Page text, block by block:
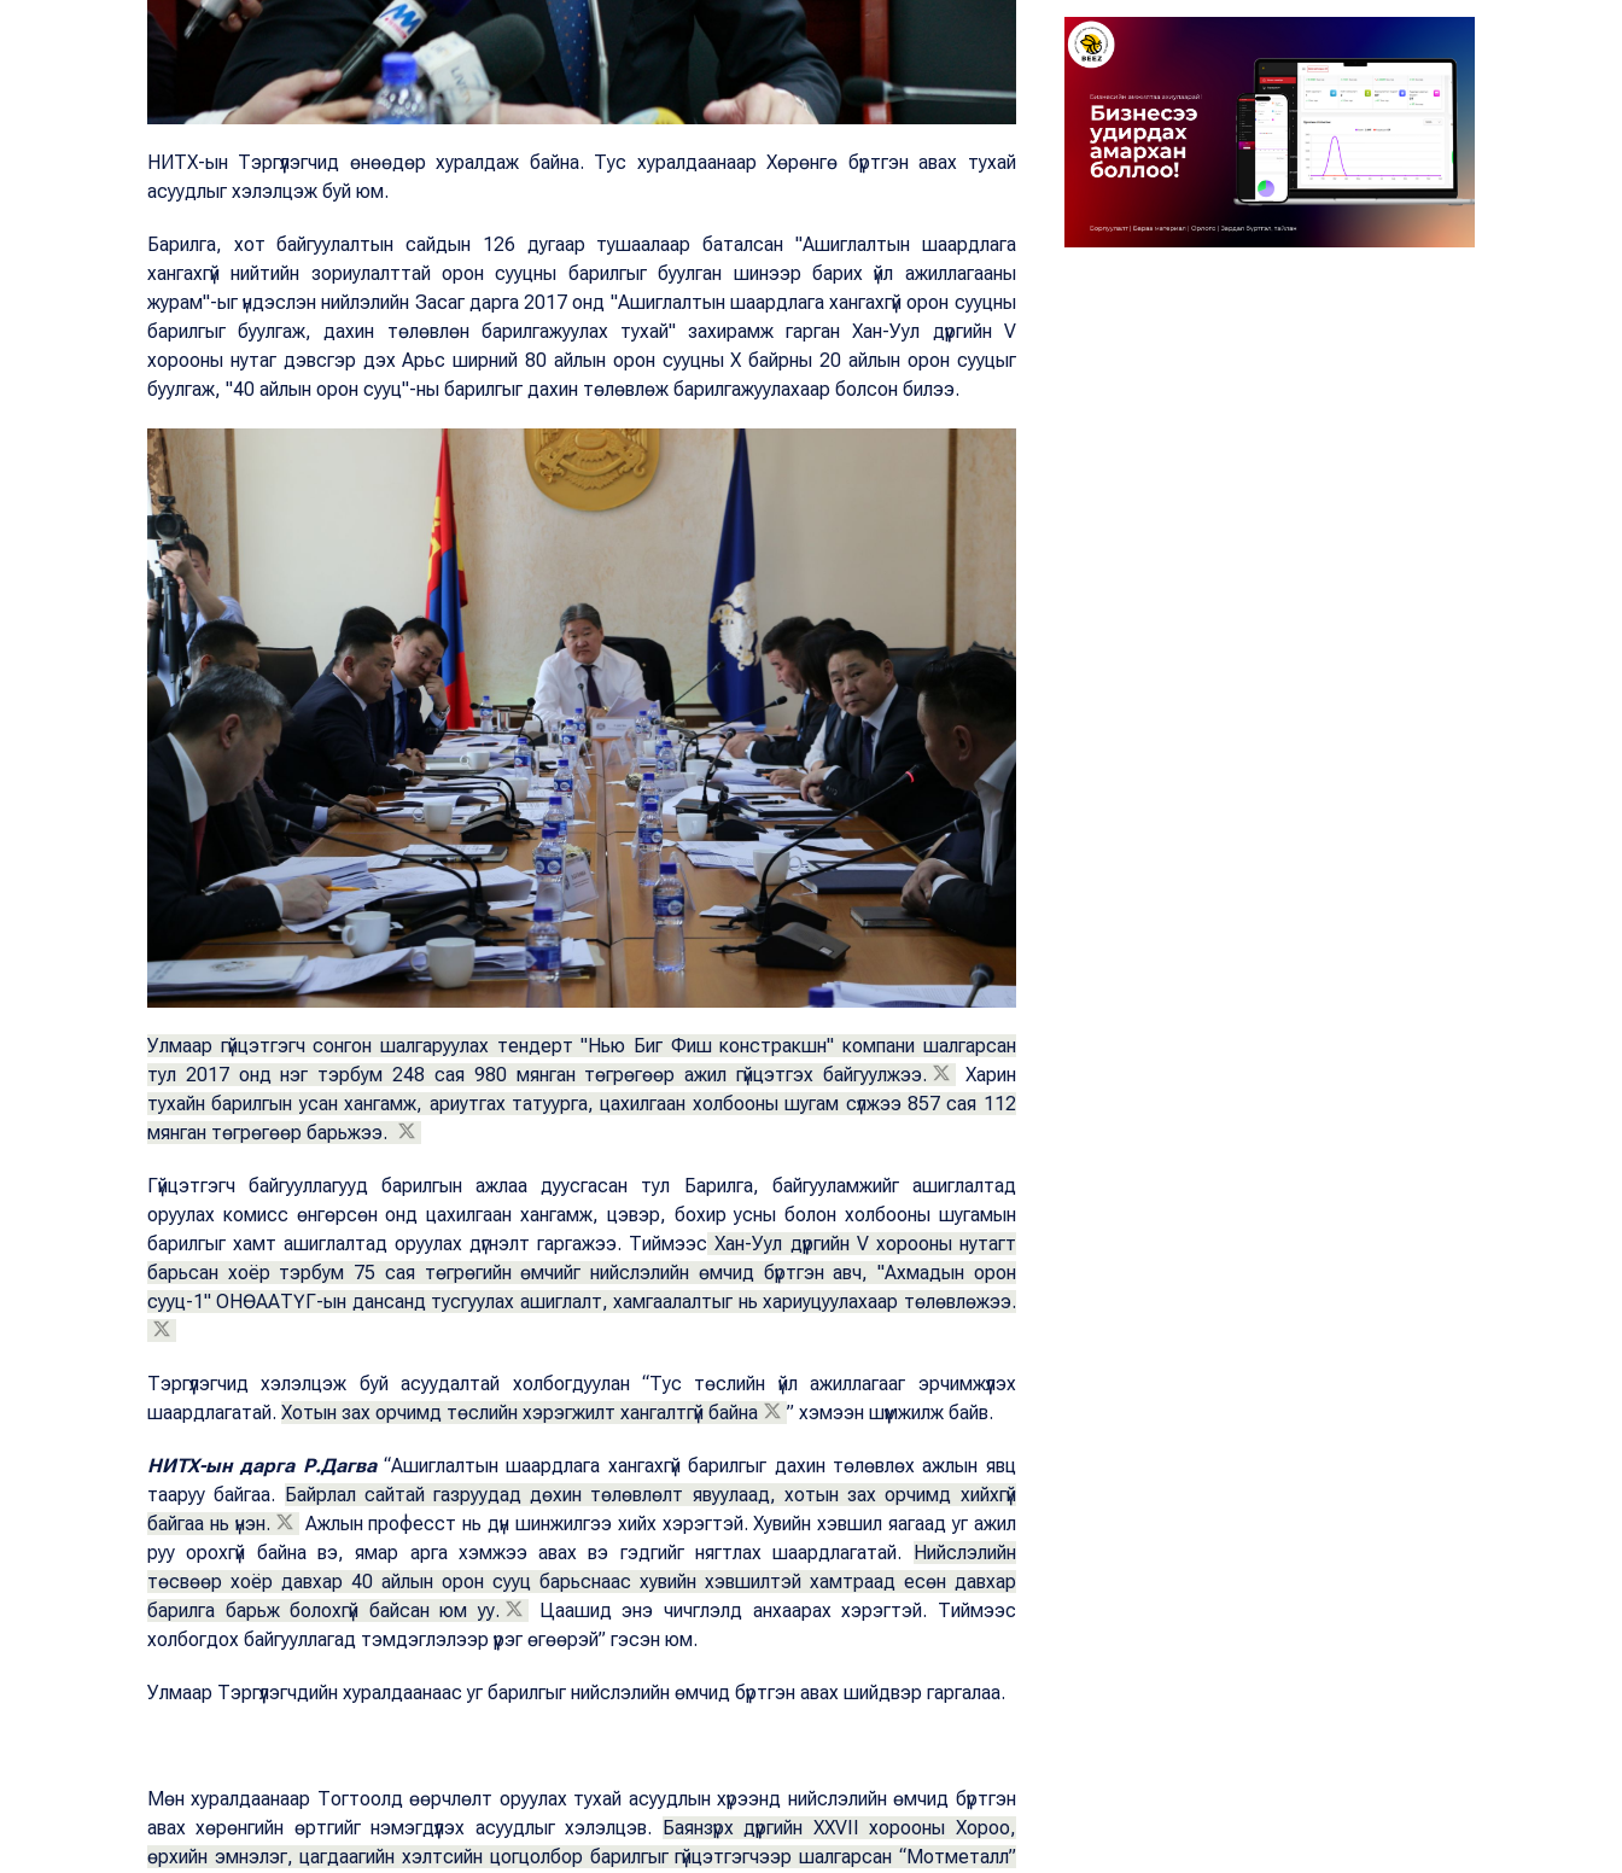
НИТХ-ын Тэргүүлэгчид өнөөдөр хуралдаж байна. Тус хуралдаанаар Хөрөнгө бүртгэн авах тухай
асуудлыг хэлэлцэж буй юм.
Барилга, хот байгуулалтын сайдын 126 дугаар тушаалаар баталсан "Ашиглалтын шаардлага
хангахгүй нийтийн зориулалттай орон сууцны барилгыг буулган шинээр барих үйл ажиллагааны
журам"-ыг үндэслэн нийлэлийн Засаг дарга 2017 онд "Ашиглалтын шаардлага хангахгүй орон сууцны
барилгыг буулгаж, дахин төлөвлөн барилгажуулах тухай" захирамж гарган Хан-Уул дүүргийн V
хорооны нутаг дэвсгэр дэх Арьс ширний 80 айлын орон сууцны Х байрны 20 айлын орон сууцыг
буулгаж, "40 айлын орон сууц"-ны барилгыг дахин төлөвлөж барилгажуулахаар болсон билээ.
Улмаар гүйцэтгэгч сонгон шалгаруулах тендерт "Нью Биг Фиш констракшн" компани шалгарсан
тул 2017 онд нэг тэрбум 248 сая 980 мянган төгрөгөөр ажил гүйцэтгэх байгуулжээ.
Харин
тухайн барилгын усан хангамж, ариутгах татуурга, цахилгаан холбооны шугам сүлжээ 857 сая 112
мянган төгрөгөөр барьжээ.
Гүйцэтгэгч байгууллагууд барилгын ажлаа дуусгасан тул Барилга, байгууламжийг ашиглалтад
оруулах комисс өнгөрсөн онд цахилгаан хангамж, цэвэр, бохир усны болон холбооны шугамын
барилгыг хамт ашиглалтад оруулах дүгнэлт гаргажээ. Тиймээс Хан-Уул дүүргийн V хорооны нутагт
барьсан хоёр тэрбум 75 сая төгрөгийн өмчийг нийслэлийн өмчид бүртгэн авч, "Ахмадын орон
сууц-1" ОНӨААТҮГ-ын дансанд тусгуулах ашиглалт, хамгаалалтыг нь хариуцуулахаар төлөвлөжээ.
Тэргүүлэгчид хэлэлцэж буй асуудалтай холбогдуулан “Тус төслийн үйл ажиллагааг эрчимжүүлэх
шаардлагатай. Хотын зах орчимд төслийн хэрэгжилт хангалтгүй байна ” хэмээн шүүмжилж байв.
НИТХ-ын дарга Р.Дагва“Ашиглалтын шаардлага хангахгүй барилгыг дахин төлөвлөх ажлын явц
тааруу байгаа. Байрлал сайтай газруудад дөхин төлөвлөлт явуулаад, хотын зах орчимд хийхгүй
байгаа нь үнэн.
Ажлын професст нь дүн шинжилгээ хийх хэрэгтэй. Хувийн хэвшил яагаад уг ажил
руу орохгүй байна вэ, ямар арга хэмжээ авах вэ гэдгийг нягтлах шаардлагатай. Нийслэлийн
төсвөөр хоёр давхар 40 айлын орон сууц барьснаас хувийн хэвшилтэй хамтраад есөн давхар
барилга барьж болохгүй байсан юм уу.
Цаашид энэ чичглэлд анхаарах хэрэгтэй. Тиймээс
холбогдох байгууллагад тэмдэглэлээр үүрэг өгөөрэй” гэсэн юм.
Улмаар Тэргүүлэгчдийн хуралдаанаас уг барилгыг нийслэлийн өмчид бүртгэн авах шийдвэр гаргалаа.
Мөн хуралдаанаар Тогтоолд өөрчлөлт оруулах тухай асуудлын хүрээнд нийслэлийн өмчид бүртгэн
авах хөрөнгийн өртгийг нэмэгдүүлэх асуудлыг хэлэлцэв. Баянзүрх дүүргийн XXVII хорооны Хороо,
өрхийн эмнэлэг, цагдаагийн хэлтсийн цогцолбор барилгыг гүйцэтгэгчээр шалгарсан “Мотметалл”